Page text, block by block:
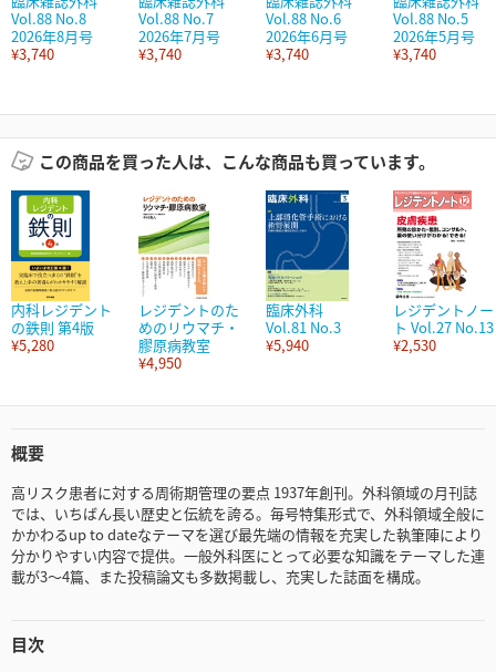
Vol.88 No.8
2026年8月号
¥3,740
Vol.88 No.7
2026年7月号
¥3,740
Vol.88 No.6
2026年6月号
¥3,740
Vol.88 No.5
2026年5月号
¥3,740
この商品を買った人は、こんな商品も買っています。
内科レジデント
の鉄則 第4版
¥5,280
レジデントのた
めのリウマチ・
膠原病教室
¥4,950
臨床外科
Vol.81 No.3
¥5,940
レジデントノー
ト Vol.27 No.13
¥2,530
概要
高リスク患者に対する周術期管理の要点 1937年創刊。外科領域の月刊誌
では、いちばん長い歴史と伝統を誇る。毎号特集形式で、外科領域全般に
かかわるup to dateなテーマを選び最先端の情報を充実した執筆陣により
分かりやすい内容で提供。一般外科医にとって必要な知識をテーマした連
載が3～4篇、また投稿論文も多数掲載し、充実した誌面を構成。
目次